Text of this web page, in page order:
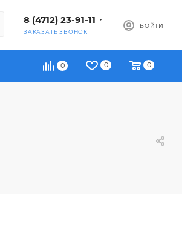
8 (4712) 23-91-11
ЗАКАЗАТЬ ЗВОНОК
ВОЙТИ
0 0 0